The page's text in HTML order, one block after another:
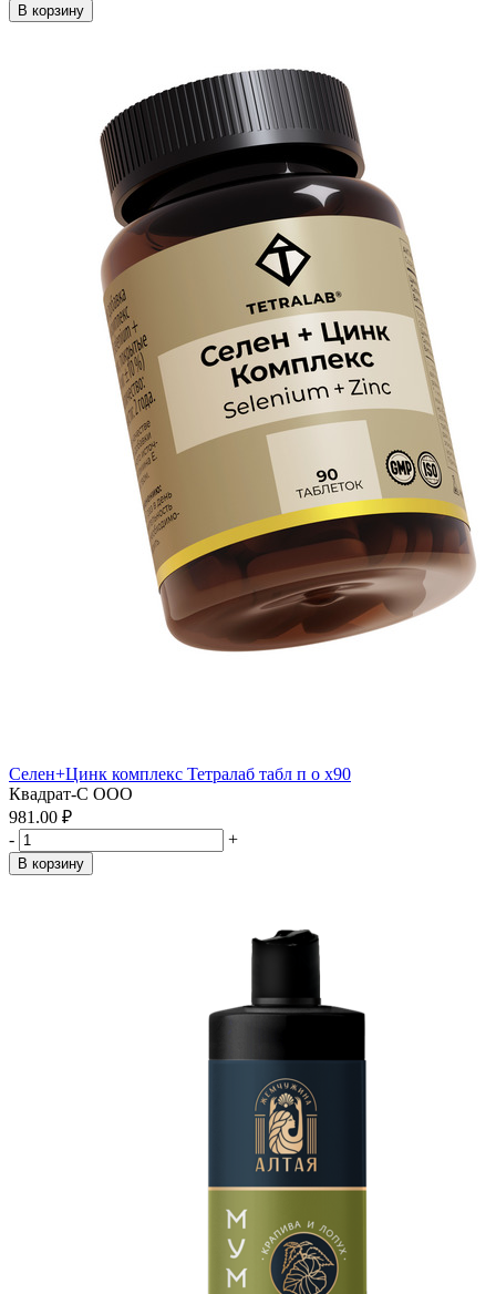
В корзину
Селен+Цинк комплекс Тетралаб табл п о x90
Квадрат-С ООО
981.00 ₽
-
+
В корзину